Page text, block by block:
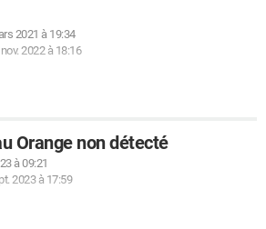
2021 à 19:34
2022 à 18:16
Orange non détecté
à 09:21
2023 à 17:59